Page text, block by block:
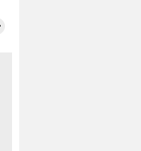
similaires